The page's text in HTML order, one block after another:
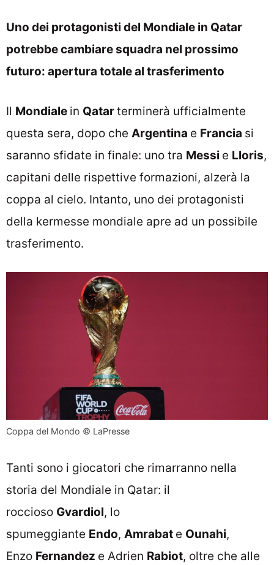
Uno dei protagonisti del Mondiale in Qatar
potrebbe cambiare squadra nel prossimo
futuro: apertura totale al trasferimento
Il Mondiale in Qatarterminerà ufficialmente
questa sera, dopo che Argentina e Francia si
saranno sfidate in finale: uno tra Messi e Lloris,
capitani delle rispettive formazioni, alzerà la
coppa al cielo. Intanto, uno dei protagonisti
della kermesse mondiale apre ad un possibile
trasferimento.
Coppa del Mondo © LaPresse
Tanti sono i giocatori che rimarranno nella
storia del Mondiale in Qatar: il
roccioso Gvardiol, lo
spumeggiante Endo, Amrabat e Ounahi,
Enzo Fernandez e Adrien Rabiot, oltre che alle